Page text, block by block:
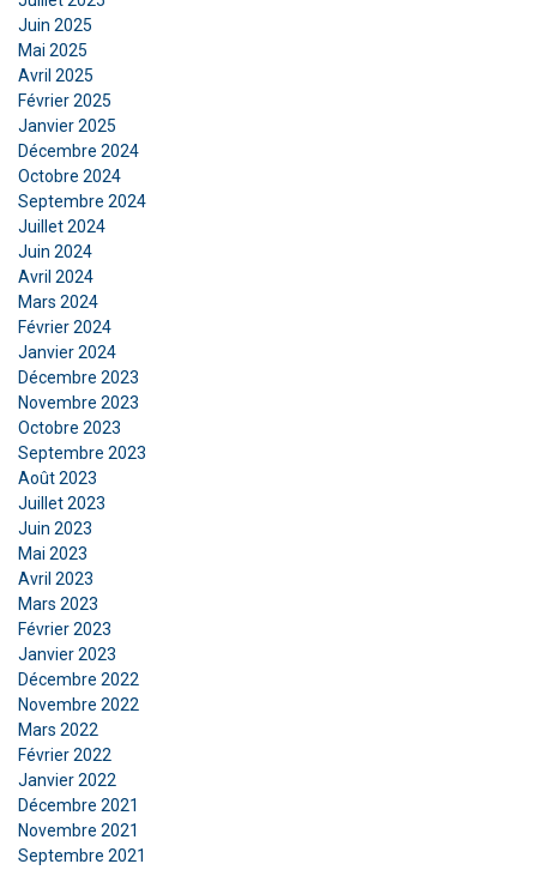
Juin 2025
Mai 2025
Avril 2025
Février 2025
Janvier 2025
Décembre 2024
Octobre 2024
Septembre 2024
Juillet 2024
Juin 2024
Avril 2024
Mars 2024
Février 2024
Janvier 2024
Décembre 2023
Novembre 2023
Octobre 2023
Septembre 2023
Août 2023
Juillet 2023
Juin 2023
Mai 2023
Avril 2023
Mars 2023
Février 2023
Janvier 2023
Décembre 2022
Novembre 2022
Mars 2022
Février 2022
Janvier 2022
Décembre 2021
Novembre 2021
Septembre 2021
lors de votre utilisation de leurs services.
Privacy Policy
Strictement
nécessaires
Fonctionnalité
AFFICHER LES DÉTAILS